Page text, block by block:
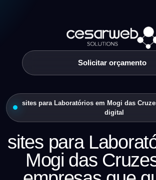
Solicitar orçamento
sites para Laboratórios em Mogi das
digital
sites para
Mogi das